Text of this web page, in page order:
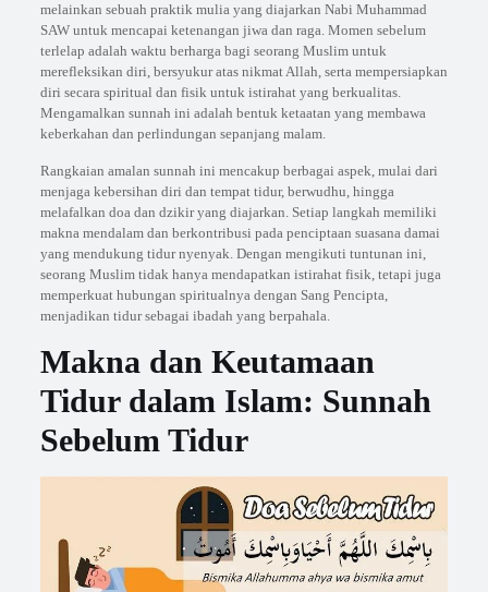
melainkan sebuah praktik mulia yang diajarkan Nabi Muhammad
SAW untuk mencapai ketenangan jiwa dan raga. Momen sebelum
terlelap adalah waktu berharga bagi seorang Muslim untuk
merefleksikan diri, bersyukur atas nikmat Allah, serta mempersiapkan
diri secara spiritual dan fisik untuk istirahat yang berkualitas.
Mengamalkan sunnah ini adalah bentuk ketaatan yang membawa
keberkahan dan perlindungan sepanjang malam.
Rangkaian amalan sunnah ini mencakup berbagai aspek, mulai dari
menjaga kebersihan diri dan tempat tidur, berwudhu, hingga
melafalkan doa dan dzikir yang diajarkan. Setiap langkah memiliki
makna mendalam dan berkontribusi pada penciptaan suasana damai
yang mendukung tidur nyenyak. Dengan mengikuti tuntunan ini,
seorang Muslim tidak hanya mendapatkan istirahat fisik, tetapi juga
memperkuat hubungan spiritualnya dengan Sang Pencipta,
menjadikan tidur sebagai ibadah yang berpahala.
Makna dan Keutamaan
Tidur dalam Islam: Sunnah
Sebelum Tidur